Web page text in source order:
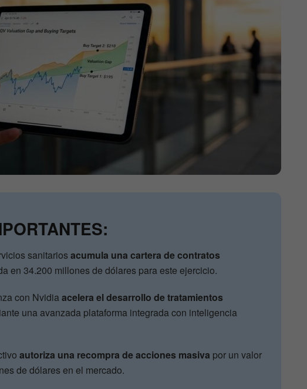
sanitariosacumula una cartera de contratos
en 34.200 millones de dólares para este ejercicio.
con Nvidiaacelera el desarrollo de tratamientos
una avanzada plataforma integrada con inteligencia
autoriza una recompra de acciones masiva por un valor
de dólares en el mercado.